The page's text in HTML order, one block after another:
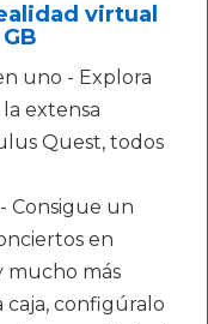
virtual
uno - Explora
extensa
Quest, todos
Consigue un
en
mucho más
caja, configúralo